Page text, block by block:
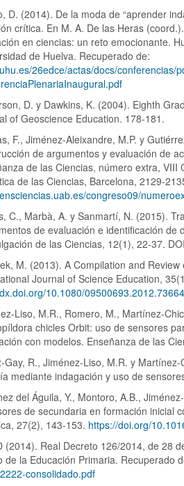
D. (2014). De la moda de “aprender
crítica. En M. A. De las Heras
en ciencias: un reto emocionante.
de Huelva. Recuperado de:
26edce/actas/docs/conferencias/
D. y Dawkins, K. (2004). Eighth
of Geoscience Education. 178-181.
F., Jiménez-Aleixandre, M.P. y
de argumentos y evaluación de
de las Ciencias, número extra,
de las Ciencias, Barcelona, 2129-
congreso09/
C., Marbà, A. y Sanmartí, N. (2015).
de evaluación e identificación de
de las Ciencias, 12(1), 22-37.
M. (2013). A Compilation and
Journal of Science Education,
10.1080/
Liso, M.R., Romero, M., Martínez-
chicles Orbit: uso de sensores
con modelos. Enseñanza de las
Gay, R., Jiménez-Liso, M.R. y
mediante indagación y uso de
del Águila, Y., Montoro, A.B.,
de secundaria en formación inicial
27(2), 143-153. https://doi.org/
(2014). Real Decreto 126/2014, de 28
de la Educación Primaria. Recuperado
consolidado.pdf